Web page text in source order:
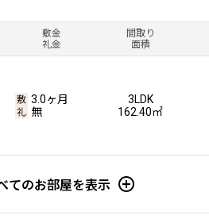
敷金
礼金
間取り
面積
3.0ヶ月
無
3LDK
162.40㎡
てのお部屋を表示